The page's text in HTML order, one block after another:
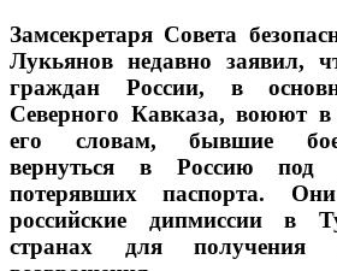
Замсекретаря Совета
Лукьянов недавно заявил,
граждан России, в
Северного Кавказа, воюют
его словам, бывшие
вернуться в Россию под
потерявших паспорта.
российские дипмиссии в
странах для получения